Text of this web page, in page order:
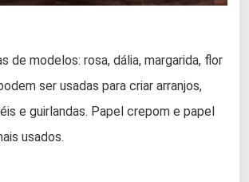
de modelos: rosa, dália, margarida, flor
ser usadas para criar arranjos,
e guirlandas. Papel crepom e papel
usados.